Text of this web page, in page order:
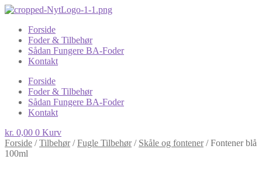
Forside
Foder & Tilbehør
Sådan Fungere BA-Foder
Kontakt
Forside
Foder & Tilbehør
Sådan Fungere BA-Foder
Kontakt
kr. 0,00 0 Kurv
Forside /Tilbehør/Fugle Tilbehør/ Skåle og fontener/Fontener blå
100ml